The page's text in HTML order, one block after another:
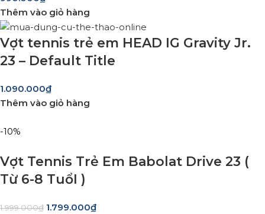
Thêm vào giỏ hàng
Vợt tennis trẻ em HEAD IG Gravity Jr.
23 – Default Title
1.090.000₫
Thêm vào giỏ hàng
-10%
Vợt Tennis Trẻ Em Babolat Drive 23 (
Từ 6-8 TuổI )
1.999.000₫ 1.799.000₫